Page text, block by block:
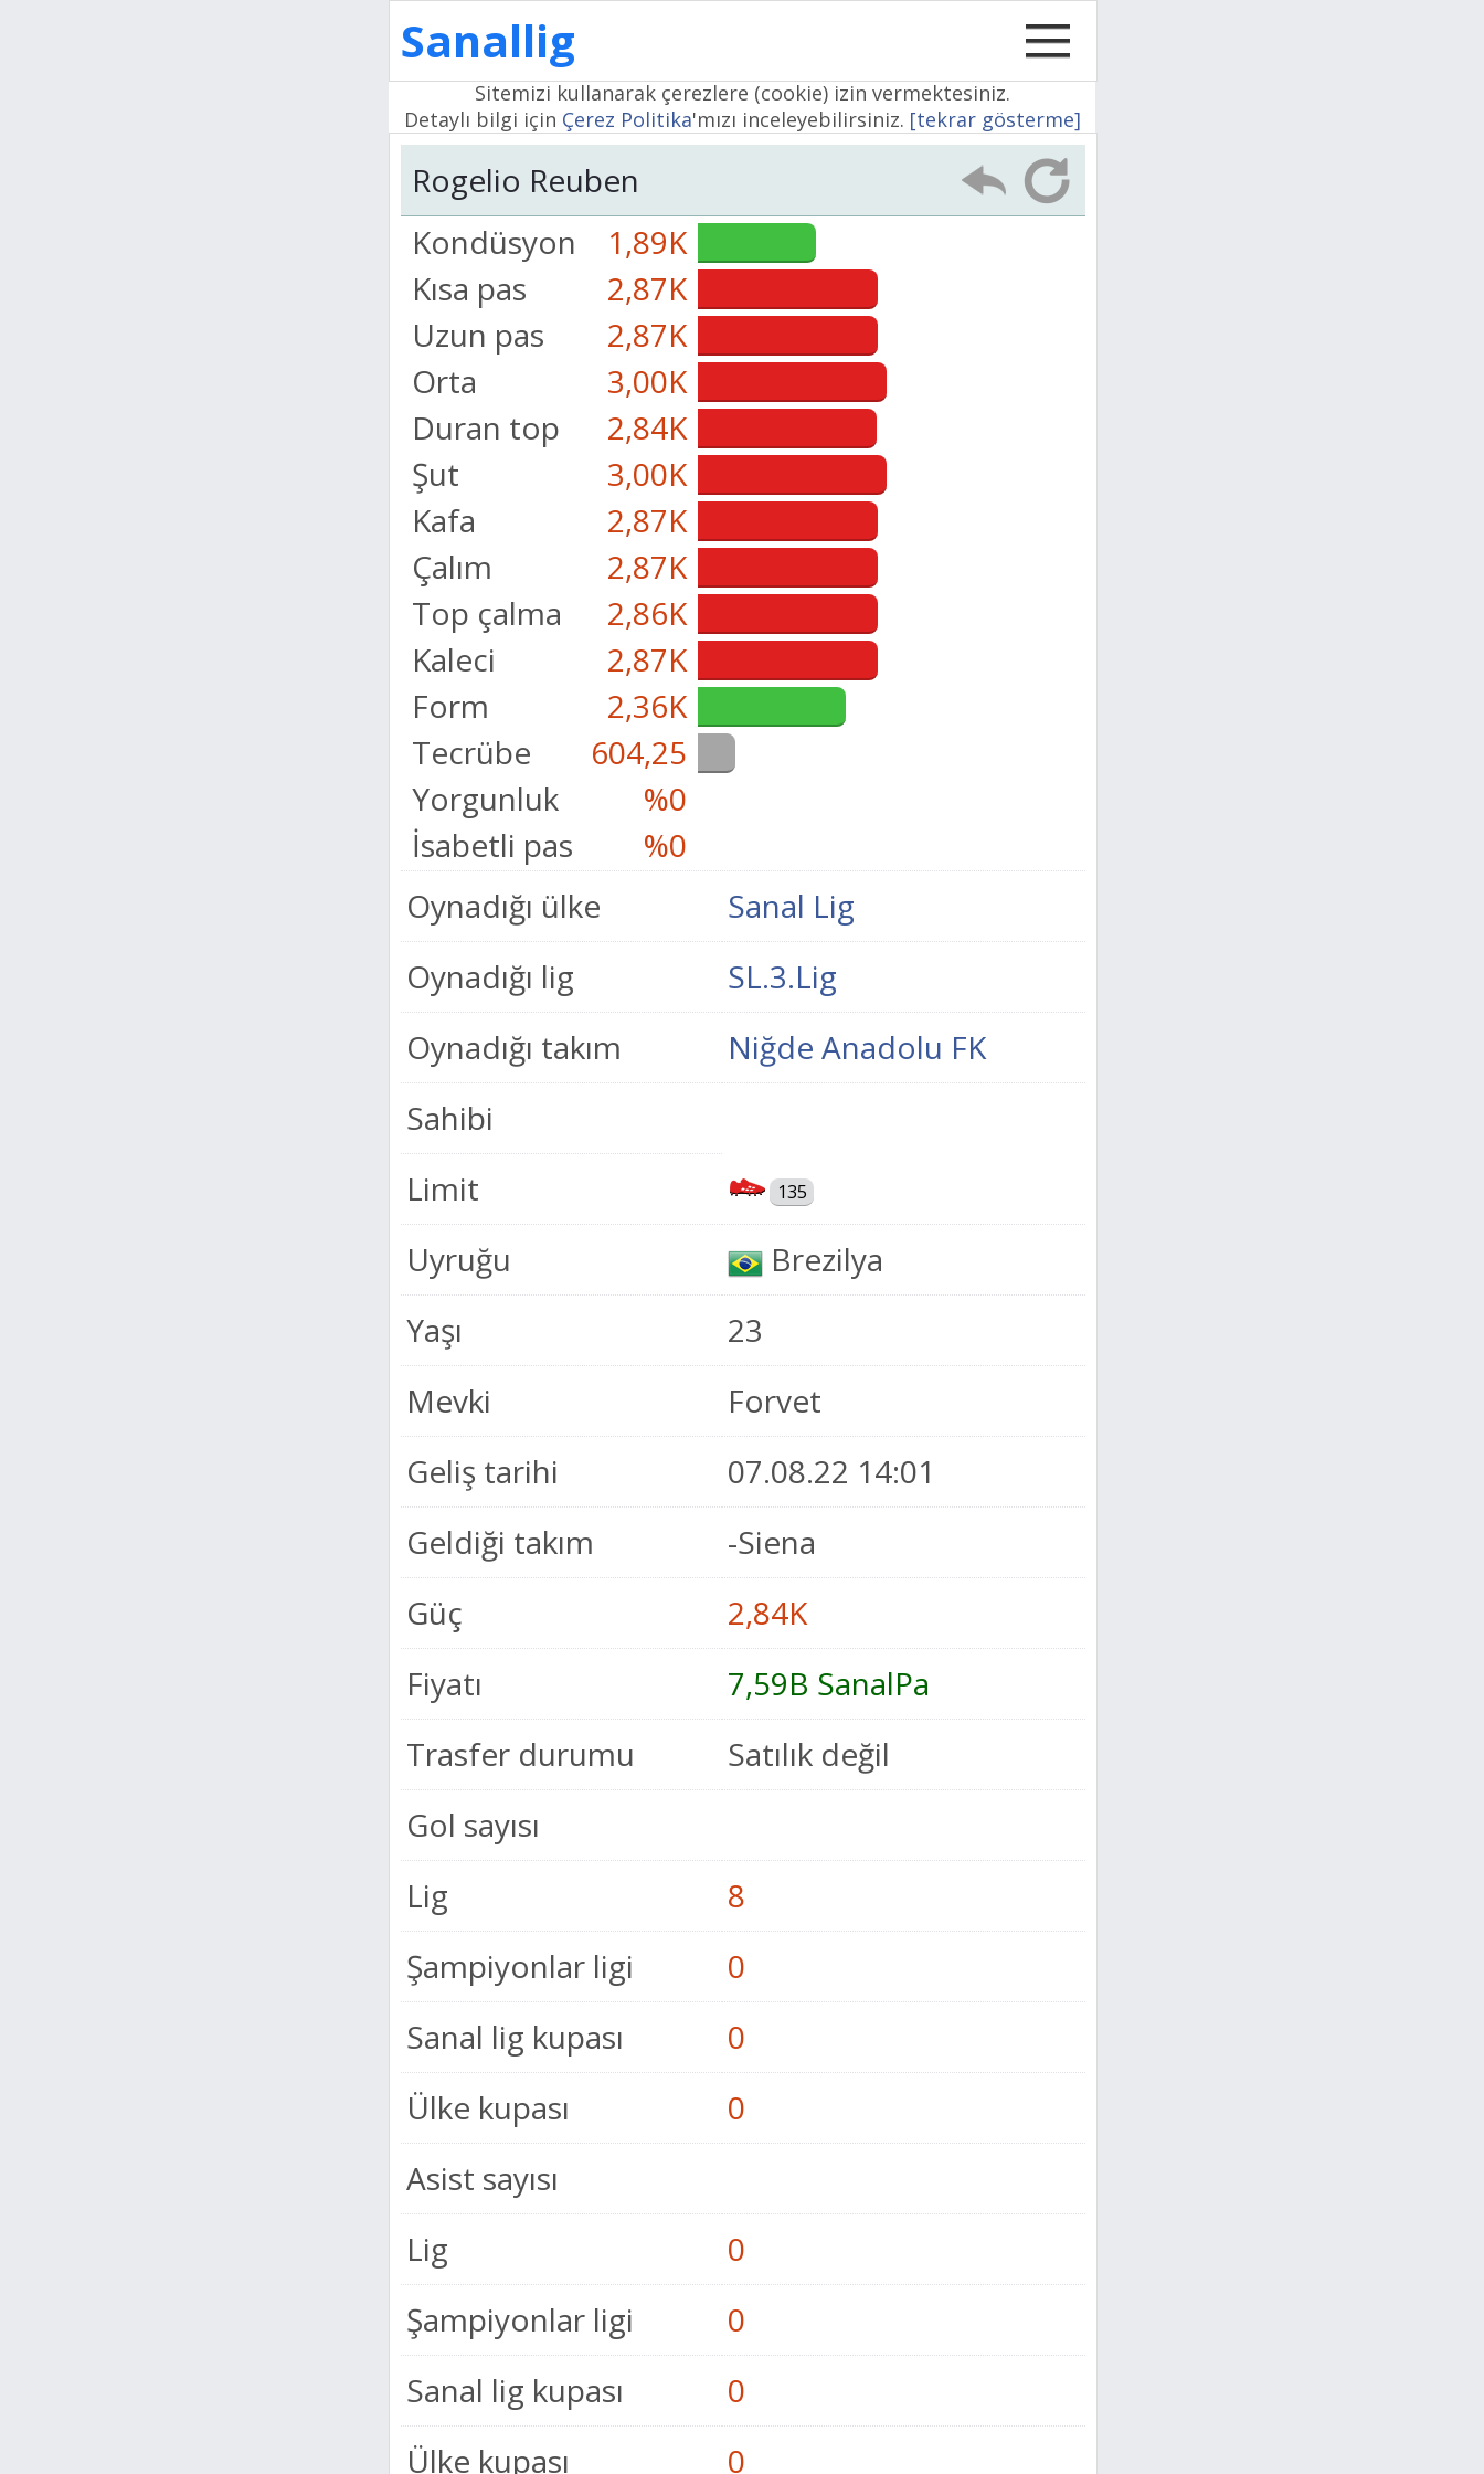
Sanallig
Sitemizi kullanarak çerezlere (cookie) izin vermektesiniz.
Detaylı bilgi için Çerez Politika'mızı inceleyebilirsiniz. [tekrar gösterme]
Rogelio Reuben
Kondüsyon
1,89K
Kısa pas
2,87K
Uzun pas
2,87K
Orta
3,00K
Duran top
2,84K
Şut
3,00K
Kafa
2,87K
Çalım
2,87K
Top çalma
2,86K
Kaleci
2,87K
Form
2,36K
Tecrübe
604,25
Yorgunluk
%0
İsabetli pas
%0
Oynadığı ülke
Sanal Lig
Oynadığı lig
SL.3.Lig
Oynadığı takım
Niğde Anadolu FK
Sahibi
Limit
135
Uyruğu
Brezilya
Yaşı
23
Mevki
Forvet
Geliş tarihi
07.08.22 14:01
Geldiği takım
-Siena
Güç
2,84K
Fiyatı
7,59B SanalPa
Trasfer durumu
Satılık değil
Gol sayısı
Lig
8
Şampiyonlar ligi
0
Sanal lig kupası
0
Ülke kupası
0
Asist sayısı
Lig
0
Şampiyonlar ligi
0
Sanal lig kupası
0
Ülke kupası
0